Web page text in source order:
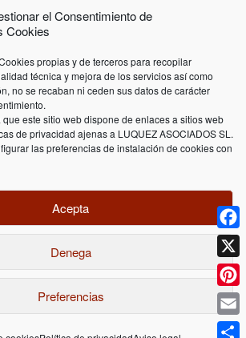
el Consentimiento de
Cookies
propias y de terceros para recopilar
técnica y mejora de los servicios así como
no se recaban ni ceden sus datos de carácter
este sitio web dispone de enlaces a sitios web
de privacidad ajenas a LUQUEZ ASOCIADOS SL.
las preferencias de instalación de cookies con
Acepta
Denega
Preferencias
web porDieres.com
| Lúquez Associats SL | ©
X
Email